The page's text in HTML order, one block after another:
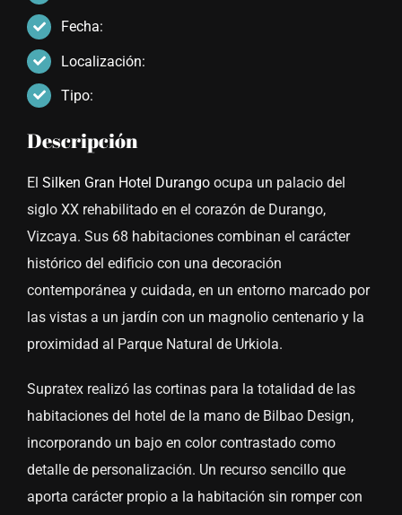
Fecha:
Localización:
Tipo:
Descripción
El Silken Gran Hotel Durangoocupa un palacio del
siglo XX rehabilitado en el corazón de Durango,
Vizcaya. Sus 68 habitaciones combinan el carácter
histórico del edificio con una decoración
contemporánea y cuidada, en un entorno marcado por
las vistas a un jardín con un magnolio centenario y la
proximidad al Parque Natural de Urkiola.
Supratex realizó las cortinas para la totalidad de las
habitaciones del hotel de la mano de Bilbao Design,
incorporando un bajo en color contrastado como
detalle de personalización. Un recurso sencillo que
aporta carácter propio a la habitación sin romper con